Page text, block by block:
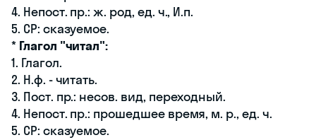
4. Непост. пр.: ж. род, ед. ч., И.п.
5. СР: сказуемое.
* Глагол "читал":
1. Глагол.
2. Н.ф. - читать.
3. Пост. пр.: несов. вид, переходный.
4. Непост. пр.: прошедшее время, м. р., ед. ч.
5. СР: сказуемое.